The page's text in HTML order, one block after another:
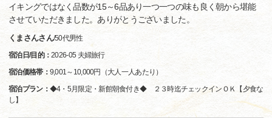
イキングではなく品数が15～6品あり一つ一つの味も良く朝から堪能
させていただきました。ありがとうございました。
くまさんさん/50代男性
宿泊日/目的：2026-05 夫婦旅行
宿泊価格帯： 9,001～10,000円（大人一人あたり）
宿泊プラン： ◆4・5月限定・新館朝食付き◆ ２３時迄チェックインＯＫ【夕食な
し】